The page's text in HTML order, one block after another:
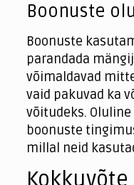
Boonuste
Boonuste
parandada
võimaldavad
vaid pakuvad ka
võitudeks.
boonuste
millal neid
Kokkuvõte